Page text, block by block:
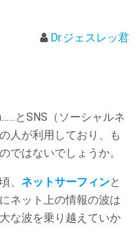
Dr.ジェスレッ君
とSNS（ソーシャルネ
人が利用しており、も
ではないでしょうか。
、 ネットサーフィンと
ネット上の情報の波は
な波を乗り越えていか